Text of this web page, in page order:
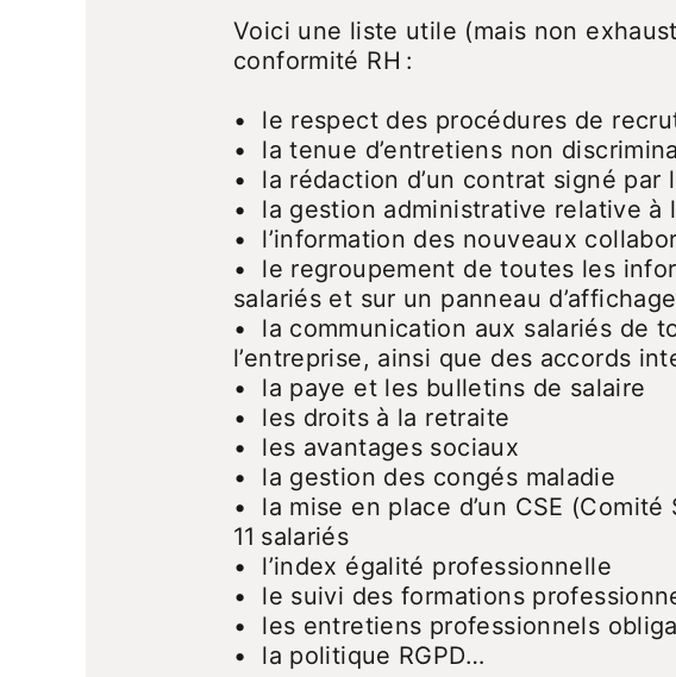
Voici une liste utile (mais non
conformité RH :
• le respect des procédures de
• la tenue d’entretiens non
• la rédaction d’un contrat signé
• la gestion administrative relative à
• l’information des nouveaux
• le regroupement de toutes les
salariés et sur un panneau d’affichage
• la communication aux salariés de
l’entreprise, ainsi que des accords
• la paye et les bulletins de salaire
• les droits à la retraite
• les avantages sociaux
• la gestion des congés maladie
• la mise en place d’un CSE
11 salariés
• l’index égalité professionnelle
• le suivi des formations
• les entretiens professionnels
• la politique RGPD…